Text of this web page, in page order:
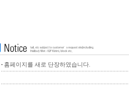
홈페이지를 새로 단장하였습니다.